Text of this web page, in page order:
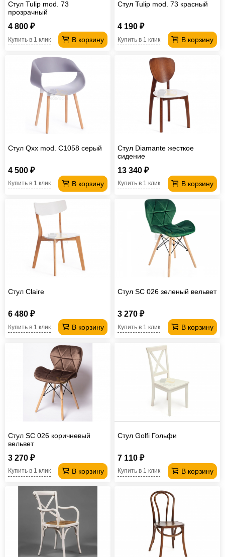
Стул Tulip mod. 73
прозрачный
4 800 ₽
В корзину
Купить в 1 клик
Стул Tulip mod. 73 красный
4 190 ₽
В корзину
Купить в 1 клик
Стул Qxx mod. C1058 серый
4 500 ₽
В корзину
Купить в 1 клик
Стул Diamante жесткое
сидение
13 340 ₽
В корзину
Купить в 1 клик
Стул Claire
6 480 ₽
В корзину
Купить в 1 клик
Стул SC 026 зеленый вельвет
3 270 ₽
В корзину
Купить в 1 клик
Стул SC 026 коричневый
вельвет
3 270 ₽
В корзину
Купить в 1 клик
Стул Golfi Гольфи
7 110 ₽
В корзину
Купить в 1 клик